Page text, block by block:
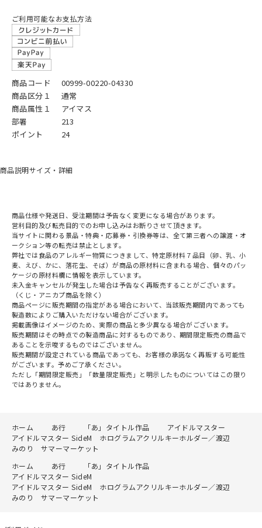
ご利用可能なお支払方法
商品コード
00999-00220-04330
商品区分１
通常
商品属性１
アイマス
部署
213
ポイント
24
商品説明サイズ・詳細
商品仕様や発送日、受注期間は予告なく変更になる場合があります。
営利目的及び転売目的でのお申し込みはお断りさせて頂きます。
当サイトに関わる景品・特典・応募券・引換券等は、全て第三者への譲渡・オ
ークション等の転売は禁止とします。
弊社では食品のアレルギー物質につきまして、特定原材料７品目（卵、乳、小
麦、えび、かに、落花生、そば）が商品の原材料に含まれる場合、個々のパッ
ケージの原材料欄に情報を表示しています。
未入金キャンセルが発生した場合は予告なく再販売することがございます。
（くじ・アニカプ商品を除く）
商品ページに販売期間の指定がある場合において、当該販売期間内であっても
製造数によりご購入いただけない場合がございます。
掲載画像はイメージのため、実際の商品と多少異なる場合がございます。
販売期間はその時点での製造商品に対するものであり、期間限定販売の商品で
あることを示唆するものではございません。
販売期間が設定されている商品であっても、お客様の承諾なく再販する可能性
がございます。予めご了承ください。
ただし「期間限定販売」「数量限定販売」と明示したものについてはこの限り
ではありません。
ホーム あ行 「あ」タイトル作品
アイドルマスター
アイドルマスター SideM ホログラムアクリルキーホルダー／渡辺
みのり サマーマーケット
ホーム
あ行
「あ」タイトル作品
アイドルマスター SideM
アイドルマスター SideM ホログラムアクリルキーホルダー／渡辺
みのり サマーマーケット